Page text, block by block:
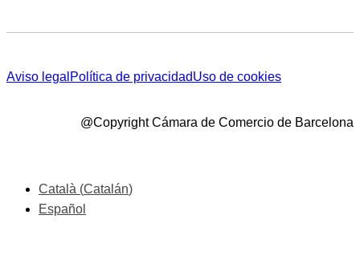
Aviso legal Política de privacidadUso de cookies
@Copyright Cámara de Comercio de Barcelona
Català (Catalán)
Español